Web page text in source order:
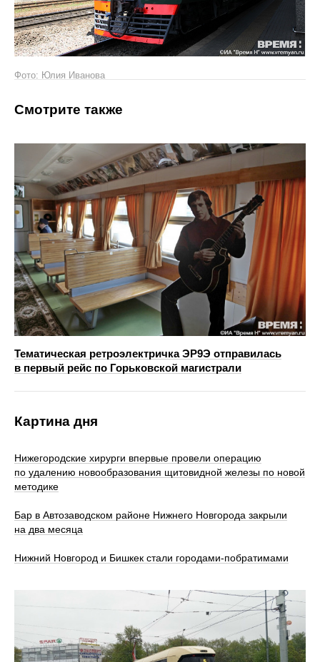
Фото: Юлия Иванова
Смотрите также
Тематическая ретроэлектричка ЭР9Э отправилась
в первый рейс по Горьковской магистрали
Картина дня
Нижегородские хирурги впервые провели операцию
по удалению новообразования щитовидной железы по новой
методике
Бар в Автозаводском районе Нижнего Новгорода закрыли
на два месяца
Нижний Новгород и Бишкек стали городами-побратимами